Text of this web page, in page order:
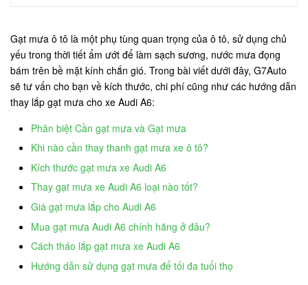
Gạt mưa ô tô là một phụ tùng quan trọng của ô tô, sử dụng chủ
yếu trong thời tiết ẩm ướt để làm sạch sương, nước mưa đọng
bám trên bề mặt kính chắn gió. Trong bài viết dưới đây, G7Auto
sẽ tư vấn cho bạn về kích thước, chi phí cũng như các hướng dẫn
thay lắp gạt mưa cho xe Audi A6:
Phân biệt Cần gạt mưa và Gạt mưa
Khi nào cần thay thanh gạt mưa xe ô tô?
Kích thước gạt mưa xe Audi A6
Thay gạt mưa xe Audi A6 loại nào tốt?
Giá gạt mưa lắp cho Audi A6
Mua gạt mưa Audi A6 chính hãng ở đâu?
Cách tháo lắp gạt mưa xe Audi A6
Hướng dẫn sử dụng gạt mưa để tối đa tuổi thọ